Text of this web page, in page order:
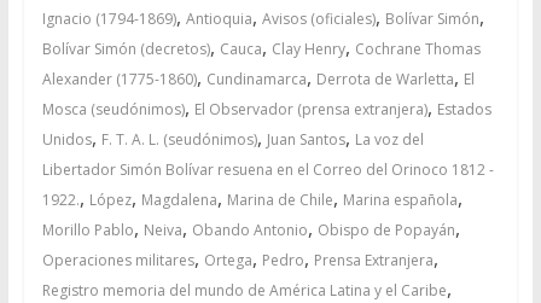
Ignacio (1794-1869), Antioquia, Avisos (oficiales), Bolívar Simón,
Bolívar Simón (decretos), Cauca, Clay Henry, Cochrane Thomas
Alexander (1775-1860), Cundinamarca, Derrota de Warletta, El
Mosca (seudónimos), El Observador (prensa extranjera), Estados
Unidos, F. T. A. L. (seudónimos), Juan Santos, La voz del
Libertador Simón Bolívar resuena en el Correo del Orinoco 1812 -
1922., López, Magdalena, Marina de Chile, Marina española,
Morillo Pablo, Neiva, Obando Antonio, Obispo de Popayán,
Operaciones militares, Ortega, Pedro, Prensa Extranjera,
Registro memoria del mundo de América Latina y el Caribe,